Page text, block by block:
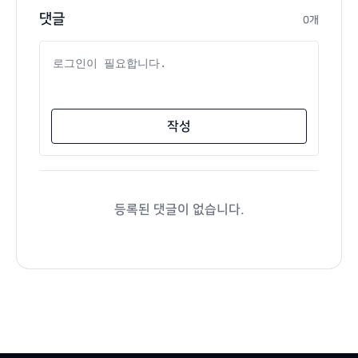
댓글 0개
댓글 내용
작성
등록된 댓글이 없습니다.